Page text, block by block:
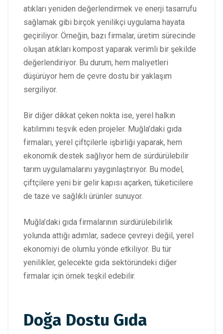
atıkları yeniden değerlendirmek ve enerji tasarrufu
sağlamak gibi birçok yenilikçi uygulama hayata
geçiriliyor. Örneğin, bazı firmalar, üretim sürecinde
oluşan atıkları kompost yaparak verimli bir şekilde
değerlendiriyor. Bu durum, hem maliyetleri
düşürüyor hem de çevre dostu bir yaklaşım
sergiliyor.
Bir diğer dikkat çeken nokta ise, yerel halkın
katılımını teşvik eden projeler. Muğla’daki gıda
firmaları, yerel çiftçilerle işbirliği yaparak, hem
ekonomik destek sağlıyor hem de sürdürülebilir
tarım uygulamalarını yaygınlaştırıyor. Bu model,
çiftçilere yeni bir gelir kapısı açarken, tüketicilere
de taze ve sağlıklı ürünler sunuyor.
Muğla’daki gıda firmalarının sürdürülebilirlik
yolunda attığı adımlar, sadece çevreyi değil, yerel
ekonomiyi de olumlu yönde etkiliyor. Bu tür
yenilikler, gelecekte gıda sektöründeki diğer
firmalar için örnek teşkil edebilir.
Doğa Dostu Gıda